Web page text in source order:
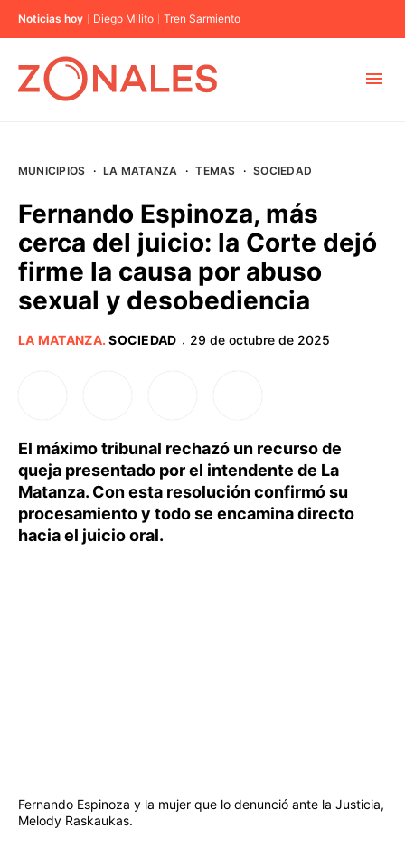
Noticias hoy Diego Milito Tren Sarmiento
BUENOS AIRES
PROVINCIAS
MUNICIPIOS · LA MATANZA · TEMAS · SOCIEDAD
Fernando Espinoza, más
cerca del juicio: la Corte dejó
firme la causa por abuso
sexual y desobediencia
LA MATANZA.SOCIEDAD · 29 de octubre de 2025
El máximo tribunal rechazó un recurso de
queja presentado por el intendente de La
Matanza. Con esta resolución confirmó su
procesamiento y todo se encamina directo
hacia el juicio oral.
Fernando Espinoza y la mujer que lo denunció ante la Justicia,
Melody Raskaukas.